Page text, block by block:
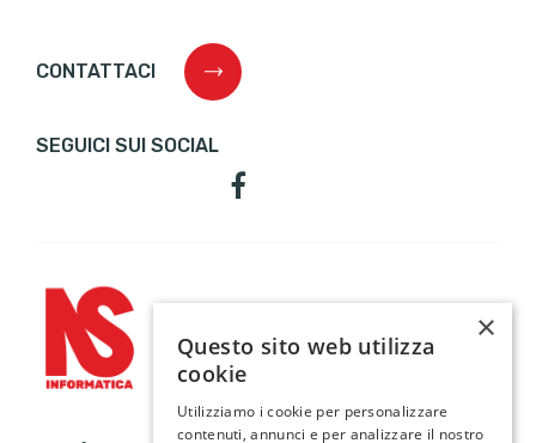
CONTATTACI
SEGUICI SUI SOCIAL
×
Questo sito web utilizza
cookie
Utilizziamo i cookie per personalizzare
contenuti, annunci e per analizzare il nostro